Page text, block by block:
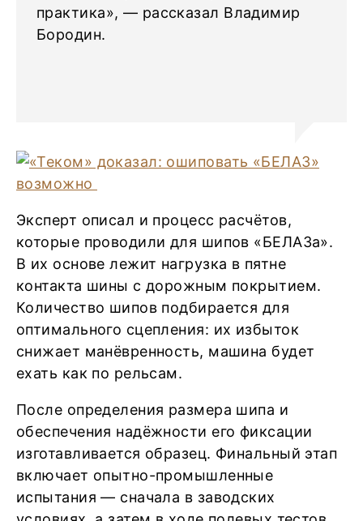
практика», — рассказал Владимир
Бородин.
Эксперт описал и процесс расчётов,
которые проводили для шипов «БЕЛАЗа».
В их основе лежит нагрузка в пятне
контакта шины с дорожным покрытием.
Количество шипов подбирается для
оптимального сцепления: их избыток
снижает манёвренность, машина будет
ехать как по рельсам.
После определения размера шипа и
обеспечения надёжности его фиксации
изготавливается образец. Финальный этап
включает опытно-промышленные
испытания — сначала в заводских